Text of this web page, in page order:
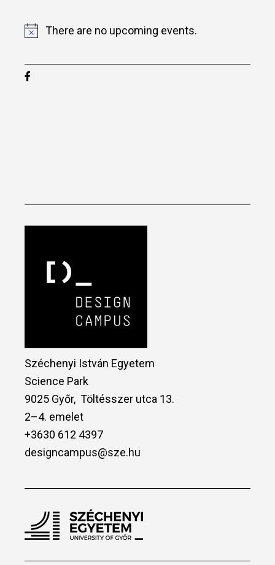
There are no upcoming events.
Széchenyi István Egyetem
Science Park
9025 Győr, Töltésszer utca 13.
2–4. emelet
+3630 612 4397
designcampus@sze.hu